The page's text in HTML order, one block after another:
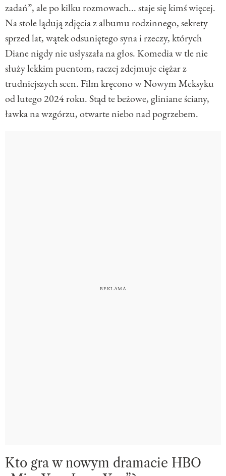
zadań”, ale po kilku rozmowach... staje się kimś więcej.
Na stole lądują zdjęcia z albumu rodzinnego, sekrety
sprzed lat, wątek odsuniętego syna i rzeczy, których
Diane nigdy nie usłyszała na głos. Komedia w tle nie
służy lekkim puentom, raczej zdejmuje ciężar z
trudniejszych scen. Film kręcono w Nowym Meksyku
od lutego 2024 roku. Stąd te beżowe, gliniane ściany,
ławka na wzgórzu, otwarte niebo nad pogrzebem.
Kto gra w nowym dramacie HBO